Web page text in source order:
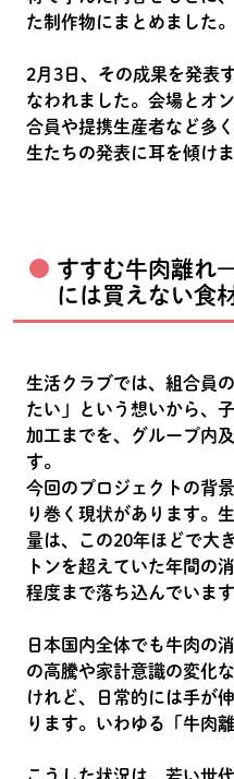
た制作物にまとめました。
2月3日、その成果を発表
なわれました。会場とオ
合員や提携生産者など多
生たちの発表に耳を傾けま
すすむ牛肉離れ
には買えない食
生活クラブでは、組合員
たい」という想いから、
加工までを、グループ内
す。
今回のプロジェクトの背
り巻く現状があります。
量は、この20年ほどで大
トンを超えていた年間の
程度まで落ち込んでいます
日本国内全体でも牛肉の
の高騰や家計意識の変化
けれど、日常的には手が
ります。いわゆる「牛肉
こうした状況は、若い世